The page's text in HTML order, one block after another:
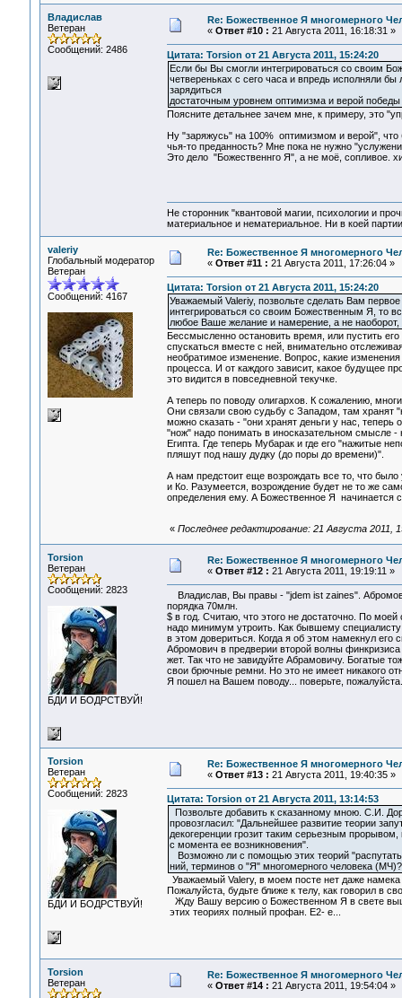
Владислав
Ветеран
Сообщений: 2486
Re: Божественное Я многомерного
« Ответ #10 : 21 Августа 2011, 16:18:31 »
Цитата: Torsion от 21 Августа 2011, 15:24:20
Если бы Вы смогли интегрироваться со своим
четвереньках с сего часа и впредь исполняли
зарядиться
достаточным уровнем оптимизма и верой
Поясните детальнее зачем мне, к примеру, это
Ну "заряжусь" на 100% оптимизмом и верой",
чья-то преданность? Мне пока не нужно
Это дело "Божественнго Я", а не моё, сопливое.
Не сторонник "квантовой магии, психологии и
материальное и нематериальное. Ни в коей
valeriy
Глобальный модератор
Ветеран
Сообщений: 4167
Re: Божественное Я многомерного
« Ответ #11 : 21 Августа 2011, 17:26:04 »
Цитата: Torsion от 21 Августа 2011, 15:24:20
Уважаемый Valeriy, позвольте сделать Вам
интегрироваться со своим Божественным Я, то
любое Ваше желание и намерение, а не наоборот,
Бессмысленно остановить время, или пустить
спускаться вместе с ней, внимательно
необратимое изменение. Вопрос, какие
процесса. И от каждого зависит, какое будущее
это видится в повседневной текучке.
А теперь по поводу олигархов. К сожалению,
Они связали свою судьбу с Западом, там хранят
можно сказать - "они хранят деньги у нас,
"нож" надо понимать в иносказательном смысле
Египта. Где теперь Мубарак и где его "нажитые
пляшут под нашу дудку (до поры до времени)".
А нам предстоит еще возрождать все то, что
и Ко. Разумеется, возрождение будет не то же
определения ему. А Божественное Я начинается
« Последнее редактирование: 21 Августа 2011,
Torsion
Ветеран
Сообщений: 2823
БДИ И БОДРСТВУЙ!
Re: Божественное Я многомерного
« Ответ #12 : 21 Августа 2011, 19:19:11 »
Владислав, Вы правы - "jdem ist zaines".
порядка 70млн.
$ в год. Считаю, что этого не достаточно. По
надо минимум утроить. Как бывшему
в этом довериться. Когда я об этом намекнул его
Абромович в предверии второй волны финкризиса
жет. Так что не завидуйте Абрамовичу. Богатые
свои брючные ремни. Но это не имеет никакого
Я пошел на Вашем поводу... поверьте, пожалуйста.
Torsion
Ветеран
Сообщений: 2823
БДИ И БОДРСТВУЙ!
Re: Божественное Я многомерного
« Ответ #13 : 21 Августа 2011, 19:40:35 »
Цитата: Torsion от 21 Августа 2011, 13:14:53
Позвольте добавить к сказанному мною. С.И.
провозгласил: "Дальнейшее развитие теории
декогеренции грозит таким серьезным
с момента ее возникновения".
Возможно ли с помощью этих теорий
ний, терминов о "Я" многомерного человека (МЧ)?
Уважаемый Valery, в моем посте нет даже намека
Пожалуйста, будьте ближе к телу, как говорил в
Жду Вашу версию о Божественном Я в свете
этих теориях полный профан. Е2- е...
Torsion
Ветеран
Re: Божественное Я многомерного
« Ответ #14 : 21 Августа 2011, 19:54:04 »